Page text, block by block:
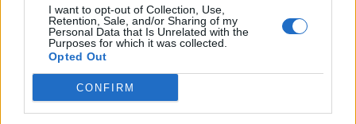
I want to opt-out of Collection, Use,
Retention, Sale, and/or Sharing of my
Personal Data that Is Unrelated with the
Purposes for which it was collected.
Opted Out
CONFIRM
CELEBS ΑΥΓ 07, 2026
Charlize Theron: Η
‑ H ζωή και ο ρόλος που
άλλαξε τα πάντα για
εκείνη